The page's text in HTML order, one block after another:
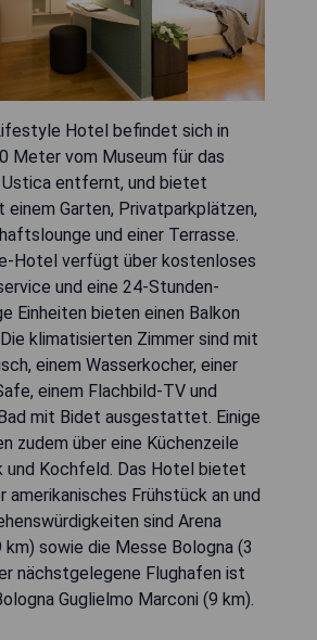
Hotel befindet sich in
Meter vom Museum für das
Ustica entfernt, und bietet
Garten, Privatparkplätzen,
und einer Terrasse.
Hotel verfügt über kostenloses
und eine 24-Stunden-
Einheiten bieten einen Balkon
klimatisierten Zimmer sind mit
einem Wasserkocher, einer
einem Flachbild-TV und
mit Bidet ausgestattet. Einige
zudem über eine Küchenzeile
und Kochfeld. Das Hotel bietet
Frühstück an und
sind Arena
km) sowie die Messe Bologna (3
nächstgelegene Flughafen ist
Guglielmo Marconi (9 km).